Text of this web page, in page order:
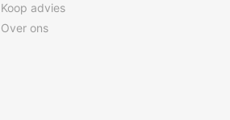
Koop advies
Over ons